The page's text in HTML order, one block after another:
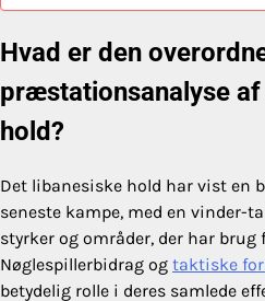
Hvad er den
præstationsanalyse
hold?
Det libanesiske hold har vist en
seneste kampe, med en vinder-
styrker og områder, der har brug
Nøglespillerbidrag og taktiske
betydelig rolle i deres samlede